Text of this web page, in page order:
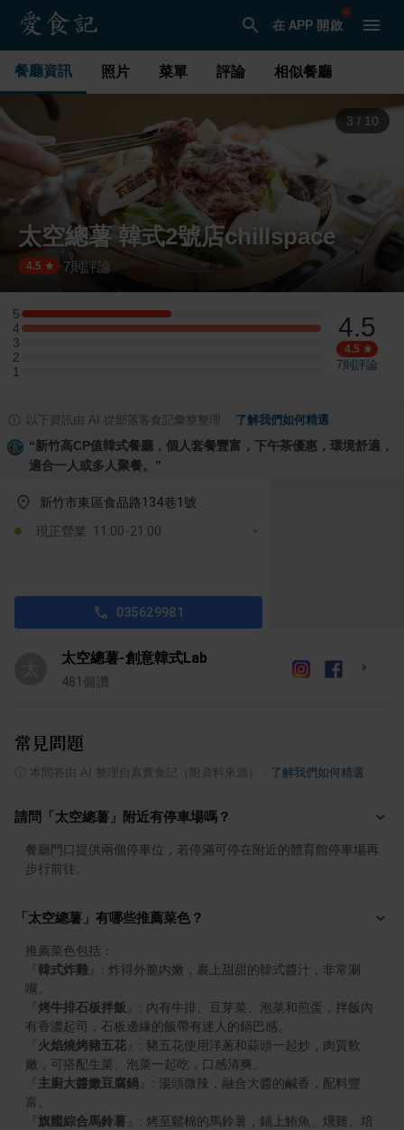
在 APP 開啟
餐廳資訊 照片 菜單 評論 相似餐廳
3 / 10
太空總薯 韓式2號店chillspace
4.5 ·7則評論
5
5 星：1 則評論
4
4 星：2 則評論
3
3 星：0 則評論
2
2 星：0 則評論
1
1 星：0 則評論
4.5
4.5
7則評論
以下資訊由 AI 從部落客食記彙整整理 了解我們如何精選
“新竹高CP值韓式餐廳，個人套餐豐富，下午茶優惠，環境舒適，
適合一人或多人聚餐。 ”
新竹市東區食品路134巷1號
現正營業: 11:00-21:00
035629981
太空總薯-創意韓式Lab
481 個讚
常見問題
本問答由 AI 整理自真實食記（附資料來源） 了解我們如何精選
請問「太空總薯」附近有停車場嗎？
餐廳門口提供兩個停車位，若停滿可停在附近的體育館停車場再
步行前往。
「太空總薯」有哪些推薦菜色？
韓式炸雞
: 炸得外脆內嫩，裹上甜甜的韓式醬汁，非常涮
烤牛排石板拌飯
: 內有牛排、豆芽菜、泡菜和煎蛋，拌飯內
火焰燒烤豬五花
: 豬五花使用洋蔥和蒜頭一起炒，肉質軟
主廚大醬嫩豆腐鍋
: 湯頭微辣，融合大醬的鹹香，配料豐
旗艦綜合馬鈴薯
: 烤至鬆棉的馬鈴薯，鋪上鮪魚、燻雞、培